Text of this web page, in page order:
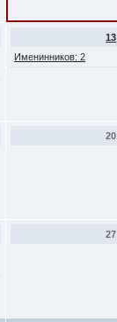
13
Именинников: 2
20
27